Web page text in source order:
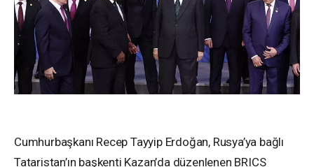
Cumhurbaşkanı Recep Tayyip Erdoğan, Rusya’ya bağlı
Tataristan’ın başkenti Kazan’da düzenlenen BRICS